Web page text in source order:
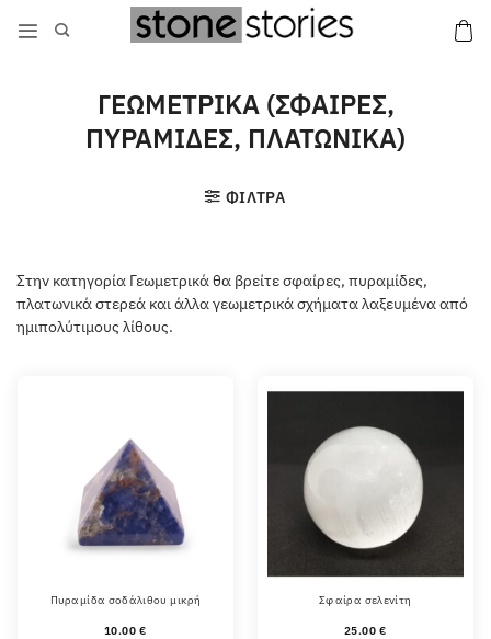
στο
ΓΕΩΜΕΤΡΙΚΑ (ΣΦΑΙΡΕΣ,
ΠΥΡΑΜΙΔΕΣ, ΠΛΑΤΩΝΙΚΑ)
ΦΙΛΤΡΑ
Στην κατηγορία Γεωμετρικά θα βρείτε σφαίρες, πυραμίδες,
πλατωνικά στερεά και άλλα γεωμετρικά σχήματα λαξευμένα από
ημιπολύτιμους λίθους.
Πυραμίδα σοδάλιθου μικρή
10.00 €
Σφαίρα σελενίτη
25.00 €